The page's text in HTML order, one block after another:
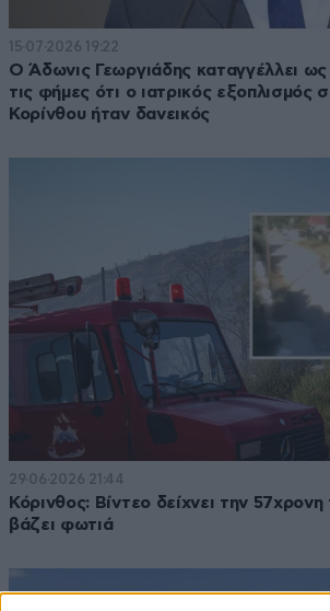
15·07·2026 19:22
Ο Άδωνις Γεωργιάδης καταγγέλλει
τις φήμες ότι ο ιατρικός εξοπλισμός
Κορίνθου ήταν δανεικός
29·06·2026 21:44
Κόρινθος: Βίντεο δείχνει την
βάζει φωτιά